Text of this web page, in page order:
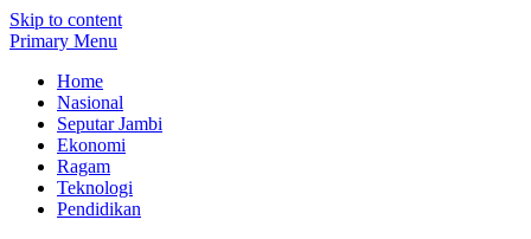
Skip to content
Primary Menu
Home
Nasional
Seputar Jambi
Ekonomi
Ragam
Teknologi
Pendidikan